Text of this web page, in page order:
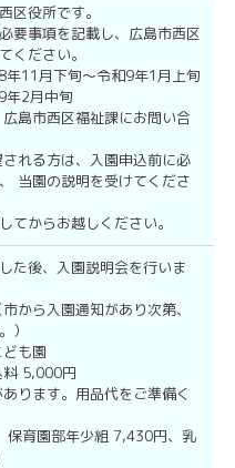
区役所です。
要事項を記載し、広島市西区
ください。
11月下旬～令和9年1月上旬
2月中旬
島市西区福祉課にお問い合
れる方は、入園申込前に必
当園の説明を受けてくださ
てからお越しください。
た後、入園説明会を行いま
から入園通知があり次第、
）
も園
5,000円
ります。用品代をご準備く
保育園部年少組 7,430円、乳